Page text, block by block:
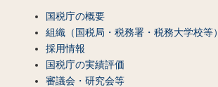
国税庁の概要
組織（国税局・税務署・税務大学校等）
採用情報
国税庁の実績評価
審議会・研究会等